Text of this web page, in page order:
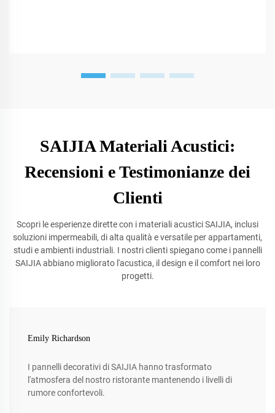
SAIJIA Materiali Acustici:
Recensioni e Testimonianze dei
Clienti
Scopri le esperienze dirette con i materiali acustici SAIJIA, inclusi
soluzioni impermeabili, di alta qualità e versatile per appartamenti,
studi e ambienti industriali. I nostri clienti spiegano come i pannelli
SAIJIA abbiano migliorato l'acustica, il design e il comfort nei loro
progetti.
Emily Richardson
I pannelli decorativi di SAIJIA hanno trasformato
l'atmosfera del nostro ristorante mantenendo i livelli di
rumore confortevoli.